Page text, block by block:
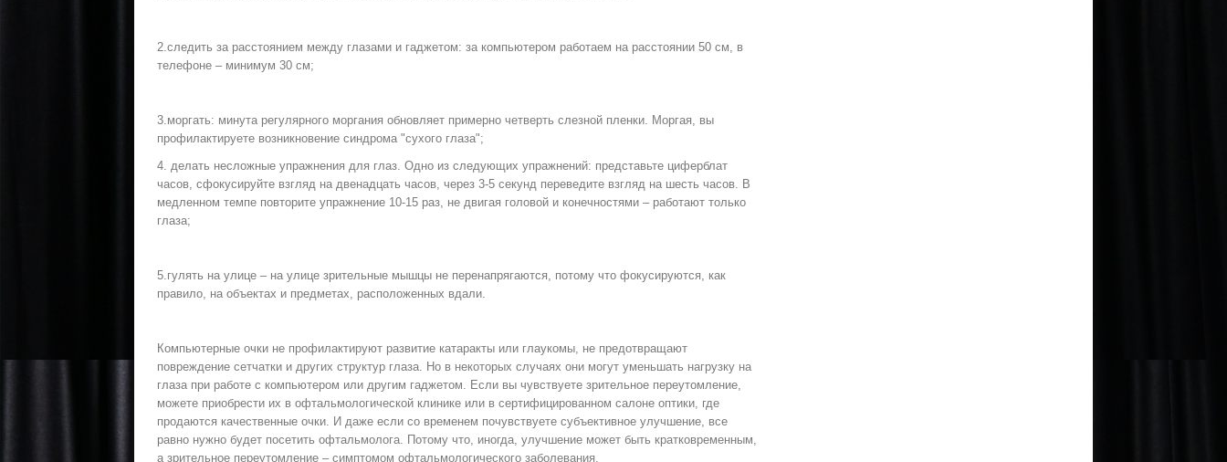
2.следить за расстоянием между глазами и гаджетом: за компьютером работаем на расстоянии 50 см, в
телефоне – минимум 30 см;
3.моргать: минута регулярного моргания обновляет примерно четверть слезной пленки. Моргая, вы
профилактируете возникновение синдрома "сухого глаза";
4. делать несложные упражнения для глаз. Одно из следующих упражнений: представьте циферблат
часов, сфокусируйте взгляд на двенадцать часов, через 3-5 секунд переведите взгляд на шесть часов. В
медленном темпе повторите упражнение 10-15 раз, не двигая головой и конечностями – работают только
глаза;
5.гулять на улице – на улице зрительные мышцы не перенапрягаются, потому что фокусируются, как
правило, на объектах и предметах, расположенных вдали.
Компьютерные очки не профилактируют развитие катаракты или глаукомы, не предотвращают
повреждение сетчатки и других структур глаза. Но в некоторых случаях они могут уменьшать нагрузку на
глаза при работе с компьютером или другим гаджетом. Если вы чувствуете зрительное переутомление,
можете приобрести их в офтальмологической клинике или в сертифицированном салоне оптики, где
продаются качественные очки. И даже если со временем почувствуете субъективное улучшение, все
равно нужно будет посетить офтальмолога. Потому что, иногда, улучшение может быть кратковременным,
а зрительное переутомление – симптомом офтальмологического заболевания.